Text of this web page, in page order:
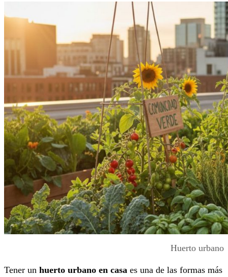
Huerto urbano
Tener un huerto urbano en casa es una de las formas más